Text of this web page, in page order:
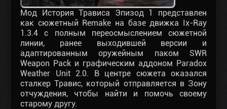
Мод История Трависа Эпизод 1 представлен
как сюжетный Remake на базе движка Ix-Ray
1.3.4 с полным переосмыслением сюжетной
линии, ранее выходившей версии и
адаптированным оружейным паком SWR
Weapon Pack и графическим аддоном Paradox
Weather Unit 2.0. В центре сюжета оказался
сталкер Травис, который отправляется в Зону
отчуждения, чтобы найти и помочь своему
старому другу.